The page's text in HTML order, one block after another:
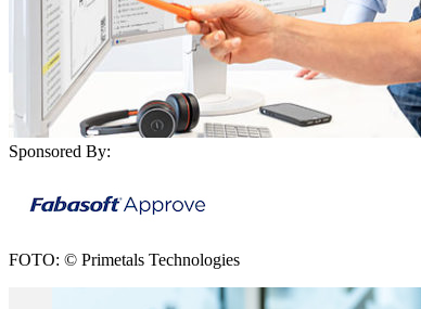
Sponsored By:
FOTO: © Primetals Technologies